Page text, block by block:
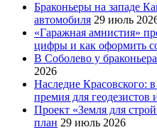
Браконьеры на западе
автомобиля 29 июль
«Гаражная амнистия»
цифры и как оформить
В Соболево у
2026
Наследие Красовского:
премия для геодезистов
Проект «Земля для
план 29 июль 2026